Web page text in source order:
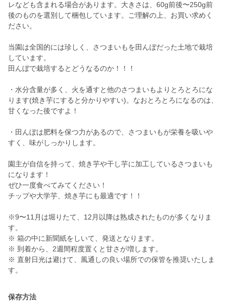
レなども含まれる場合があります。大きさは、60g前後〜250g前
後のものを選別して梱包しています。ご理解の上、お買い求めく
ださい。
当園は全国的には珍しく、さつまいもを田んぼだった土地で栽培
しています。
田んぼで栽培するとどうなるのか！！！
・水分含量が多く、火を通すと他のさつまいもよりとろとろにな
ります(焼き芋にすると分かりやすい)。なおとろとろになるのは、
甘くなった後ですよ！
・田んぼは肥料を保つ力があるので、さつまいもが栄養を吸いや
すく、味がしっかりします。
園主が自信を持って、焼き芋や干し芋に加工しているさつまいも
になります！
ぜひ一度食べてみてください！
チップや大学芋、焼き芋にも最適です！！
※9〜11月は堀りたて、12月以降は熟成されたものが多くなりま
す。
※ 箱の中に新聞紙をしいて、発送となります。
※ 到着から、2週間程度置くと甘さが増します。
※ 直射日光は避けて、風通しの良い場所での保管を推奨いたしま
す。
保存方法